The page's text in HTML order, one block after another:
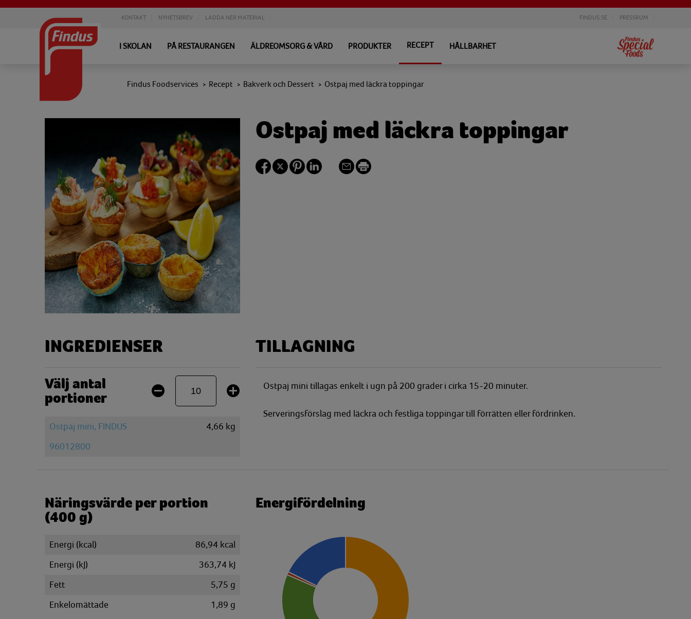
KONTAKT NYHETSBREV LADDA NER MATERIAL FINDUS.SE PRESSRUM
I SKOLAN PÅ RESTAURANGEN ÄLDREOMSORG & VÅRD PRODUKTER RECEPT HÅLLBARHET
Findus Foodservices > Recept > Bakverk och Dessert > Ostpaj med läckra toppingar
Ostpaj med läckra toppingar
INGREDIENSER
Välj antal
portioner
Ostpaj mini, FINDUS
96012800
4,66 kg
TILLAGNING
Ostpaj mini tillagas enkelt i ugn på 200 grader i cirka 15-20 minuter.
Serveringsförslag med läckra och festliga toppingar till förrätten eller fördrinken.
Näringsvärde per portion
(400 g)
Energi (kcal)
86,94 kcal
Energi (kJ)
363,74 kJ
Fett
5,75 g
Enkelomättade
1,89 g
Energifördelning